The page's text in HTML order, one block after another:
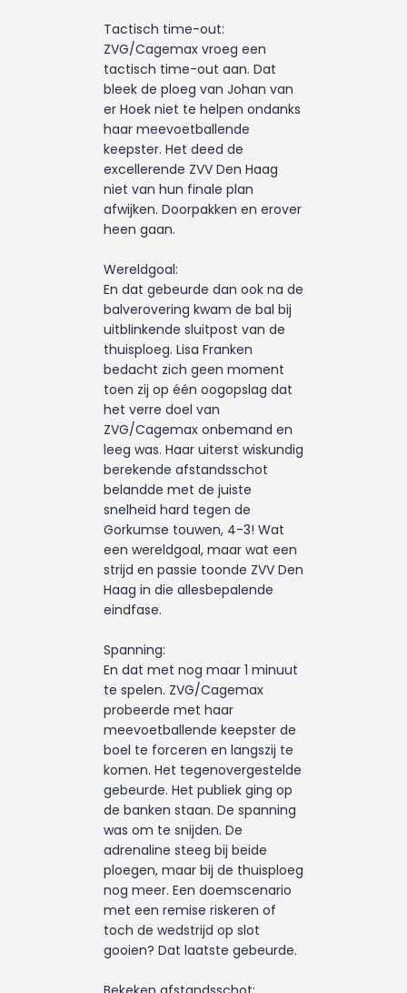
Tactisch time-out:
ZVG/Cagemax vroeg een
tactisch time-out aan. Dat
bleek de ploeg van Johan van
er Hoek niet te helpen ondanks
haar meevoetballende
keepster. Het deed de
excellerende ZVV Den Haag
niet van hun finale plan
afwijken. Doorpakken en erover
heen gaan.
Wereldgoal:
En dat gebeurde dan ook na de
balverovering kwam de bal bij
uitblinkende sluitpost van de
thuisploeg. Lisa Franken
bedacht zich geen moment
toen zij op één oogopslag dat
het verre doel van
ZVG/Cagemax onbemand en
leeg was. Haar uiterst wiskundig
berekende afstandsschot
belandde met de juiste
snelheid hard tegen de
Gorkumse touwen, 4-3! Wat
een wereldgoal, maar wat een
strijd en passie toonde ZVV Den
Haag in die allesbepalende
eindfase.
Spanning:
En dat met nog maar 1 minuut
te spelen. ZVG/Cagemax
probeerde met haar
meevoetballende keepster de
boel te forceren en langszij te
komen. Het tegenovergestelde
gebeurde. Het publiek ging op
de banken staan. De spanning
was om te snijden. De
adrenaline steeg bij beide
ploegen, maar bij de thuisploeg
nog meer. Een doemscenario
met een remise riskeren of
toch de wedstrijd op slot
gooien? Dat laatste gebeurde.